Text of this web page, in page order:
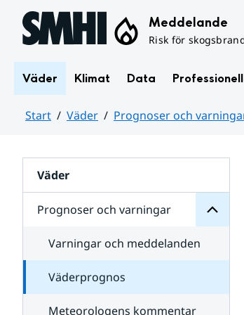
Hoppa till sidans innehåll Meddelande
Risk för
Väder Klimat Data
Start Väder Prognoser och
Väder
Prognoser och varningar
för
varningar
Varningar och meddelanden
Väderprognos
Meteorologens kommentar